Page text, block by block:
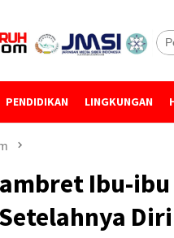
PENDIDIKAN LINGKUNGAN
Ibu-